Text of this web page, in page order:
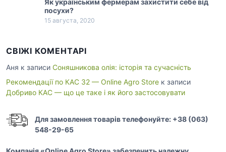
Як українським фермерам захистити себе від
посухи?
15 августа, 2020
СВІЖІ КОМЕНТАРІ
Аня к записи Соняшникова олія: історія та сучасність
Рекомендації по КАС 32 — Online Agro Store к записи
Добриво КАС — що це таке і як його застосовувати
Для замовлення товарів телефонуйте: +38 (063)
548-29-65